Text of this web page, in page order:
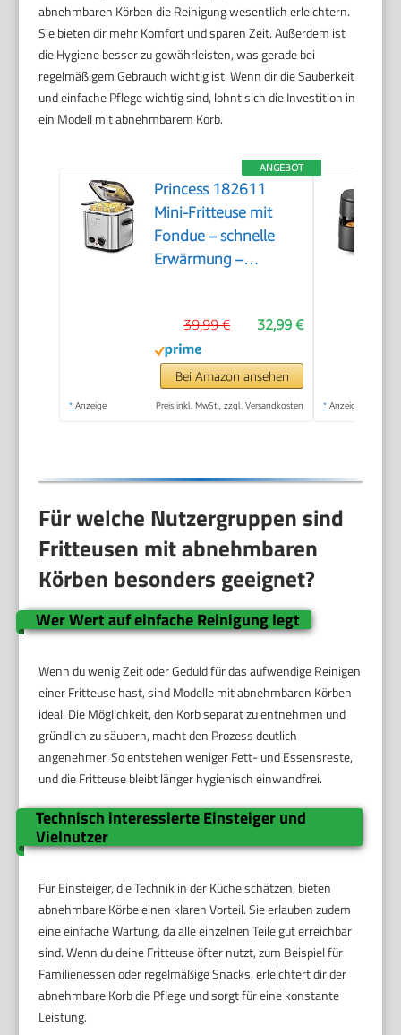
abnehmbaren Körben die Reinigung wesentlich erleichtern.
Sie bieten dir mehr Komfort und sparen Zeit. Außerdem ist
die Hygiene besser zu gewährleisten, was gerade bei
regelmäßigem Gebrauch wichtig ist. Wenn dir die Sauberkeit
und einfache Pflege wichtig sind, lohnt sich die Investition in
ein Modell mit abnehmbarem Korb.
ANGEBOT
Princess 182611
Mini-Fritteuse mit
Fondue – schnelle
Erwärmung –
32,99 €
39,99 €
Bei Amazon ansehen
* Anzeige Preis inkl. MwSt., zzgl. Versandkosten * Anzeige
Für welche Nutzergruppen sind
Fritteusen mit abnehmbaren
Körben besonders geeignet?
Wer Wert auf einfache Reinigung legt
Wenn du wenig Zeit oder Geduld für das aufwendige Reinigen
einer Fritteuse hast, sind Modelle mit abnehmbaren Körben
ideal. Die Möglichkeit, den Korb separat zu entnehmen und
gründlich zu säubern, macht den Prozess deutlich
angenehmer. So entstehen weniger Fett- und Essensreste,
und die Fritteuse bleibt länger hygienisch einwandfrei.
Technisch interessierte Einsteiger und
Vielnutzer
Für Einsteiger, die Technik in der Küche schätzen, bieten
abnehmbare Körbe einen klaren Vorteil. Sie erlauben zudem
eine einfache Wartung, da alle einzelnen Teile gut erreichbar
sind. Wenn du deine Fritteuse öfter nutzt, zum Beispiel für
Familienessen oder regelmäßige Snacks, erleichtert dir der
abnehmbare Korb die Pflege und sorgt für eine konstante
Leistung.